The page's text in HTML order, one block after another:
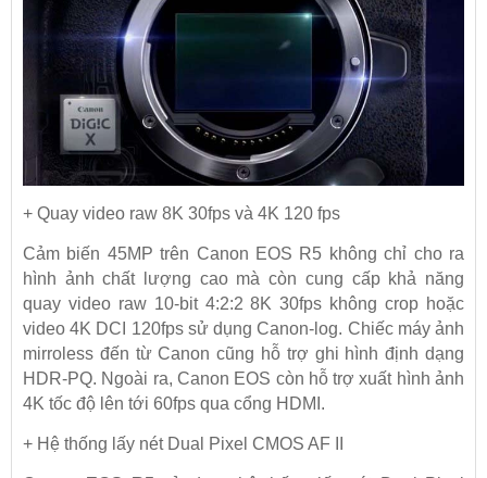
+ Quay video raw 8K 30fps và 4K 120 fps
Cảm biến 45MP trên Canon EOS R5 không chỉ cho ra
hình ảnh chất lượng cao mà còn cung cấp khả năng
quay video raw 10-bit 4:2:2 8K 30fps không crop hoặc
video 4K DCI 120fps sử dụng Canon-log. Chiếc máy ảnh
mirroless đến từ Canon cũng hỗ trợ ghi hình định dạng
HDR-PQ. Ngoài ra, Canon EOS còn hỗ trợ xuất hình ảnh
4K tốc độ lên tới 60fps qua cổng HDMI.
+ Hệ thống lấy nét Dual Pixel CMOS AF II